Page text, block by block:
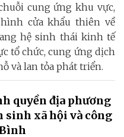
cung ứng khu vực,
cửa khẩu thiên về
hệ sinh thái kinh tế
tổ chức, cung ứng dịch
và lan tỏa phát triển.
quyền địa phương
sinh xã hội và công